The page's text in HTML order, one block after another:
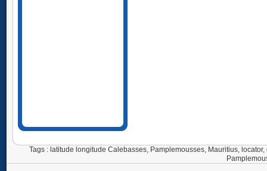
Tags : latitude longitude Calebasses, Pamplemousses, Mauritius,